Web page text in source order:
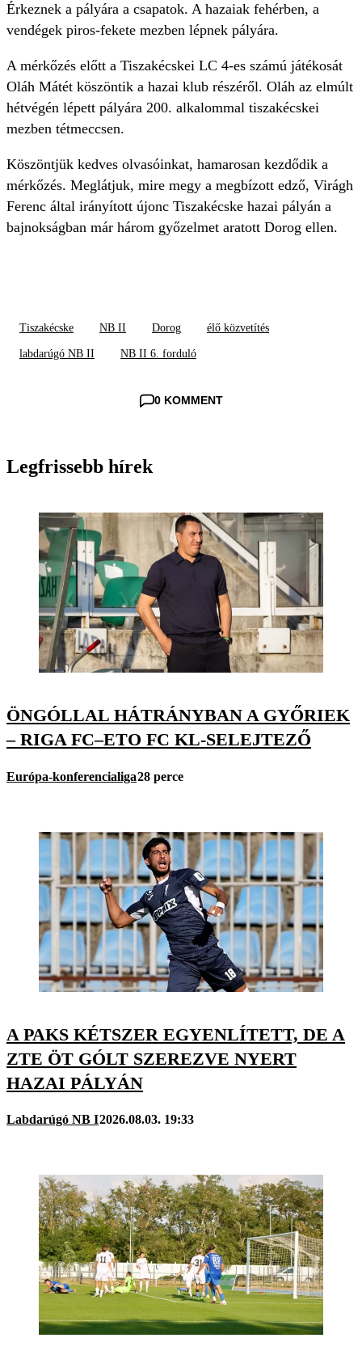
Érkeznek a pályára a csapatok. A hazaiak fehérben, a
vendégek piros-fekete mezben lépnek pályára.
A mérkőzés előtt a Tiszakécskei LC 4-es számú játékosát
Oláh Mátét köszöntik a hazai klub részéről. Oláh az elmúlt
hétvégén lépett pályára 200. alkalommal tiszakécskei
mezben tétmeccsen.
Köszöntjük kedves olvasóinkat, hamarosan kezdődik a
mérkőzés. Meglátjuk, mire megy a megbízott edző, Virágh
Ferenc által irányított újonc Tiszakécske hazai pályán a
bajnokságban már három győzelmet aratott Dorog ellen.
Tiszakécske NB II Dorog élő közvetítés
labdarúgó NB II NB II 6. forduló
0 KOMMENT
Legfrissebb hírek
ÖNGÓLLAL HÁTRÁNYBAN A GYŐRIEK
– RIGA FC–ETO FC KL-SELEJTEZŐ
Európa-konferencialiga28 perce
A PAKS KÉTSZER EGYENLÍTETT, DE A
ZTE ÖT GÓLT SZEREZVE NYERT
HAZAI PÁLYÁN
Labdarúgó NB I2026.08.03. 19:33